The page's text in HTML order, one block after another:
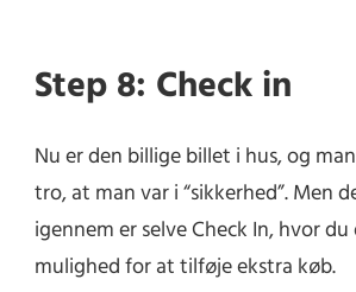
Step 8: Check in
Nu er den billige billet i hus, og
tro, at man var i “sikkerhed”. Men
igennem er selve Check In, hvor du
mulighed for at tilføje ekstra køb.